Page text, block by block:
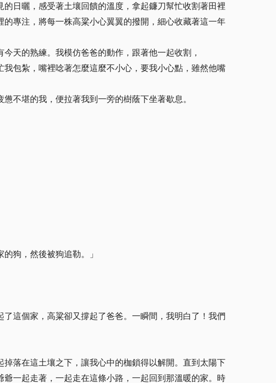
日曬，感受著土壤回饋的溫度，拿起鐮刀幫忙收割著田裡
專注，將每一株高粱小心翼翼的撥開，細心收藏著這一年
天的熟練。我模仿爸爸的動作，跟著他一起收割，
包紮，嘴裡唸著怎麼這麼不小心，要我小心點，雖然他嘴
不堪的我，便拉著我到一旁的樹蔭下坐著歇息。
狗，然後被狗追勒。」
這個家，高粱卻又撐起了爸爸。一瞬間，我明白了！我們
落在這土壤之下，讓我心中的枷鎖得以解開。直到太陽下
一起走著，一起走在這條小路，一起回到那溫暖的家。時